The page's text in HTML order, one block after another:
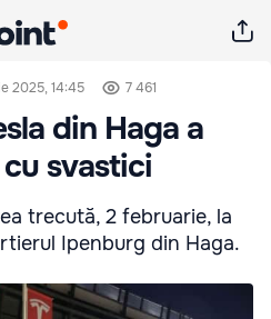
2025, 14:45 7 461
din Haga a
svastici
trecută, 2 februarie, la
Ipenburg din Haga.